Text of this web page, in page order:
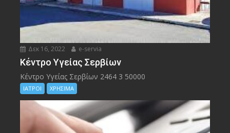
Δεκ 16, 2022 e-servia
Kέντρο Υγείας Σερβίων
Kέντρο Υγείας Σερβίων 2464 3 50000
ΙΑΤΡΟΙ ΧΡΗΣΙΜΑ